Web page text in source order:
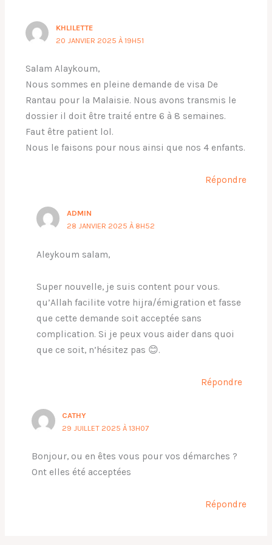
KHLILETTE
20 JANVIER 2025 À 19H51
Salam Alaykoum,
Nous sommes en pleine demande de visa De
Rantau pour la Malaisie. Nous avons transmis le
dossier il doit être traité entre 6 à 8 semaines.
Faut être patient lol.
Nous le faisons pour nous ainsi que nos 4 enfants.
Répondre
ADMIN
28 JANVIER 2025 À 8H52
Aleykoum salam,
Super nouvelle, je suis content pour vous.
qu’Allah facilite votre hijra/émigration et fasse
que cette demande soit acceptée sans
complication. Si je peux vous aider dans quoi
que ce soit, n’hésitez pas 😊.
Répondre
CATHY
29 JUILLET 2025 À 13H07
Bonjour, ou en êtes vous pour vos démarches ?
Ont elles été acceptées
Répondre